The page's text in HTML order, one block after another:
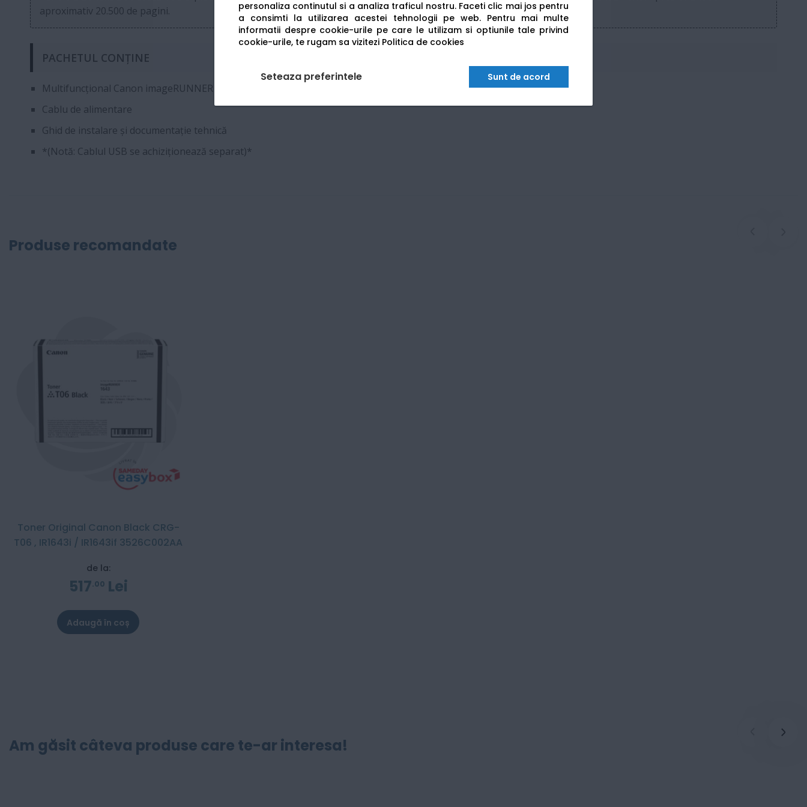
personaliza continutul si a analiza traficul nostru. Faceti clic mai jos pentru
a consimti la utilizarea acestei tehnologii pe web. Pentru mai multe
informatii despre cookie-urile pe care le utilizam si optiunile tale privind
cookie-urile, te rugam sa vizitezi Politica de cookies
Seteaza preferintele Sunt de acord
aproximativ 20.500 de pagini.
PACHETUL CONȚINE
Multifuncțional Canon imageRUNNER iR1643i II
Cablu de alimentare
Ghid de instalare și documentație tehnică
*(Notă: Cablul USB se achiziționează separat)*
Produse recomandate
Toner Original Canon Black CRG-
T06 , IR1643i / IR1643if 3526C002AA
de la:
517 00 Lei
Adaugă în coș
Am găsit câteva produse care te-ar interesa!